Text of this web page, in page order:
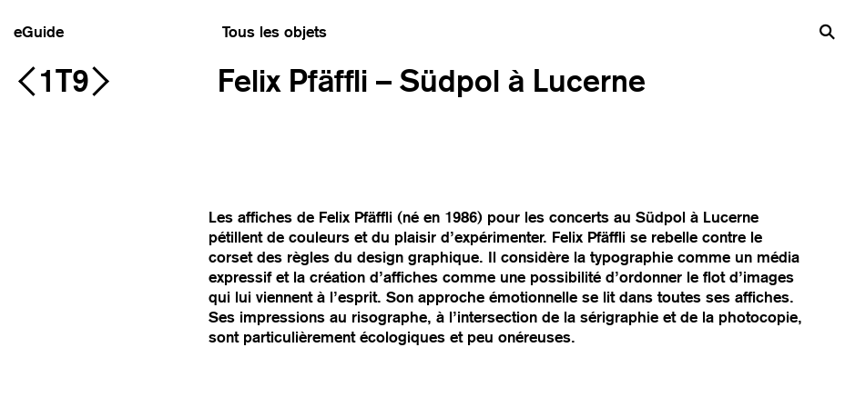
eGuide b
Tous les objets
1T9 Felix Pfäffli – Südpol à Lucerne
Les affiches de Felix Pfäffli (né en 1986) pour les concerts au Südpol à Lucerne
pétillent de couleurs et du plaisir d’expérimenter. Felix Pfäffli se rebelle contre le
corset des règles du design graphique. Il considère la typographie comme un média
expressif et la création d’affiches comme une possibilité d’ordonner le flot d’images
qui lui viennent à l’esprit. Son approche émotionnelle se lit dans toutes ses affiches.
Ses impressions au risographe, à l’intersection de la sérigraphie et de la photocopie,
sont particulièrement écologiques et peu onéreuses.